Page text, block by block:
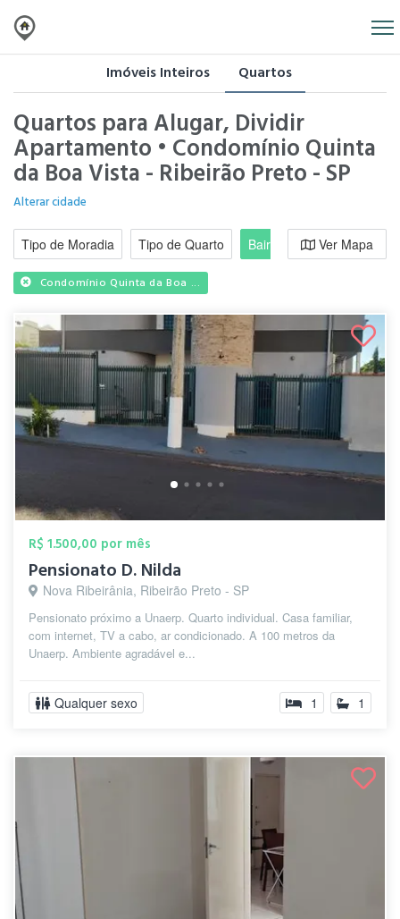
Imóveis Inteiros Quartos
Quartos para Alugar, Dividir
Apartamento • Condomínio Quinta
da Boa Vista - Ribeirão Preto - SP
Alterar cidade
Tipo de Moradia Tipo de Quarto Bairro / RegiãoVer Mapa
Condomínio Quinta da Boa ...
R$ 1.500,00 por mês
Pensionato D. Nilda
Nova Ribeirânia, Ribeirão Preto - SP
Pensionato próximo a Unaerp. Quarto individual. Casa familiar,
com internet, TV a cabo, ar condicionado. A 100 metros da
Unaerp. Ambiente agradável e...
Qualquer sexo 1 1